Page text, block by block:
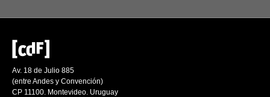
Av. 18 de Julio 885
(entre Andes y Convención)
CP 11100. Montevideo. Uruguay